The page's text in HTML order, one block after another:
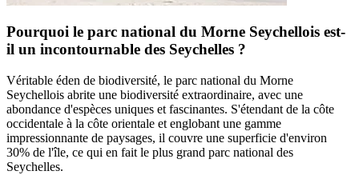
Pourquoi le parc national du Morne Seychellois est-
il un incontournable des Seychelles ?
Véritable éden de biodiversité, le parc national du Morne
Seychellois abrite une biodiversité extraordinaire, avec une
abondance d'espèces uniques et fascinantes. S'étendant de la côte
occidentale à la côte orientale et englobant une gamme
impressionnante de paysages, il couvre une superficie d'environ
30% de l'île, ce qui en fait le plus grand parc national des
Seychelles.